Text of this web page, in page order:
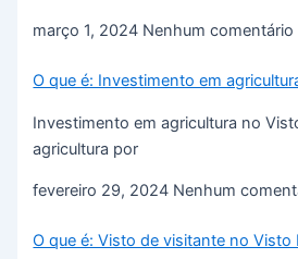
março 1, 2024 Nenhum comentário
O que é: Investimento em
Investimento em agricultura no
agricultura por
fevereiro 29, 2024 Nenhum
O que é: Visto de visitante no Visto